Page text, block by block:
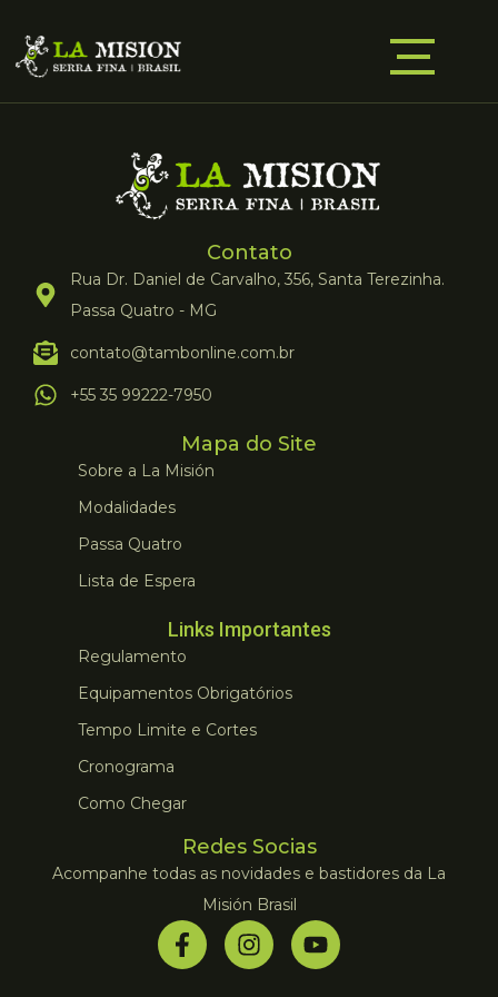
Contato
Rua Dr. Daniel de Carvalho, 356, Santa Terezinha.
Passa Quatro - MG
contato@tambonline.com.br
+55 35 99222-7950
Mapa do Site
Sobre a La Misión
Modalidades
Passa Quatro
Lista de Espera
Links Importantes
Regulamento
Equipamentos Obrigatórios
Tempo Limite e Cortes
Cronograma
Como Chegar
Redes Socias
Acompanhe todas as novidades e bastidores da La
Misión Brasil